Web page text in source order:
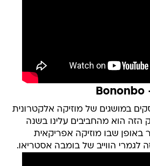
Bononbo
במושגים של מוזיקה אלקטרונית
הזה הוא מהחביבים עלינו בשנה
באופן שבו מוזיקה אפריקאית
לגמרי הווייב של בומבה אסטריאו.